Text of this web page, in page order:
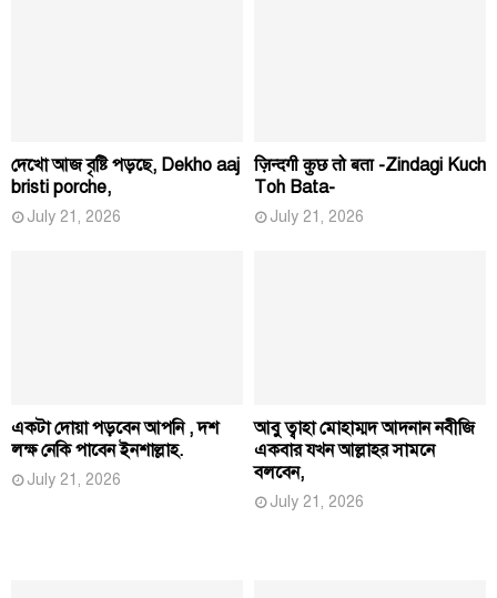
দেখো আজ বৃষ্টি পড়ছে, Dekho aaj
bristi porche,
July 21, 2026
ज़िन्दगी कुछ तो बता -Zindagi Kuch
Toh Bata-
July 21, 2026
একটা দোয়া পড়বেন আপনি , দশ
লক্ষ নেকি পাবেন ইনশাল্লাহ.
July 21, 2026
আবু ত্বাহা মোহাম্মদ আদনান নবীজি
একবার যখন আল্লাহর সামনে
বলবেন,
July 21, 2026